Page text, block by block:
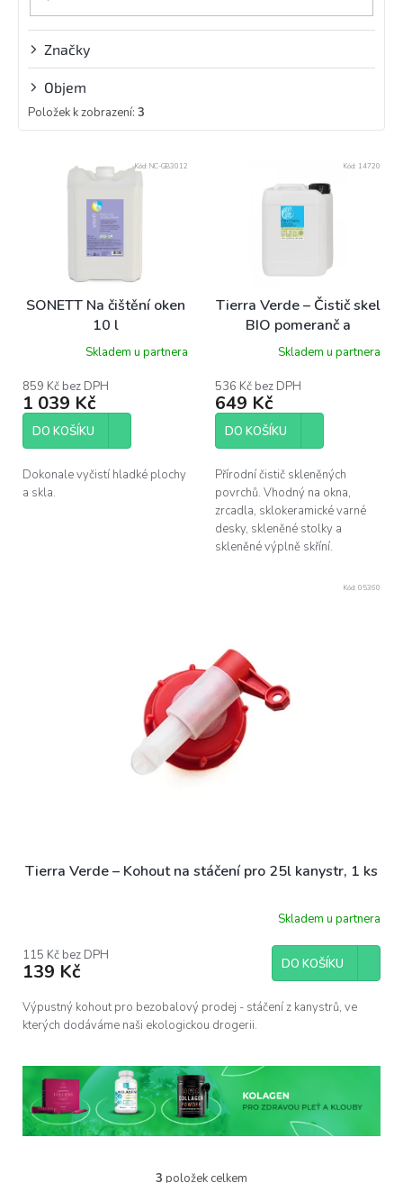
Značky
Objem
Položek k zobrazení: 3
ů
SONETT Na čištění oken
10 l
Skladem u partnera
859 Kč bez DPH
1 039 Kč
DO KOŠÍKU
Dokonale vyčistí hladké plochy
a skla.
Kód: NC-GB3012
Tierra Verde – Čistič skel
BIO pomeranč a
citronela 5 l
Skladem u partnera
536 Kč bez DPH
649 Kč
DO KOŠÍKU
Přírodní čistič skleněných
povrchů. Vhodný na okna,
zrcadla, sklokeramické varné
desky, skleněné stolky a
skleněné výplně skříní.
Kód: 14720
Tierra Verde – Kohout na stáčení pro 25l kanystr, 1 ks
Skladem u partnera
115 Kč bez DPH
139 Kč DO KOŠÍKU
Výpustný kohout pro bezobalový prodej - stáčení z kanystrů, ve
kterých dodáváme naši ekologickou drogerii.
Kód: 05360
3 položek celkem